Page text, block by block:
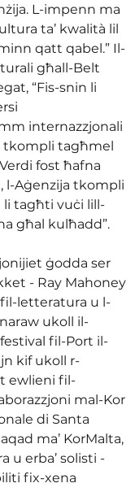
L-impenn ma
ta’ kwalità lil
qatt qabel.” Il-
għall-Belt
“Fis-snin li
internazzjonali
tkompli tagħmel
fost ħafna
l-Aġenzija tkompli
tagħti vuċi lill-
għal kulħadd”.
ġodda ser
- Ray Mahoney
letteratura u l-
ukoll il-
fil-Port il-
kif ukoll r-
ewlieni fil-
mal-Kor
di Santa
ma’ KorMalta,
u erba’ solisti -
fix-xena